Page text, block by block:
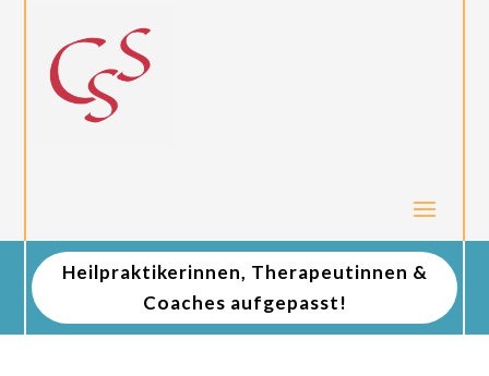
Heilpraktikerinnen, Therapeutinnen &
Coaches aufgepasst!